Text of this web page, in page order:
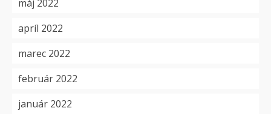
máj 2022
apríl 2022
marec 2022
február 2022
január 2022